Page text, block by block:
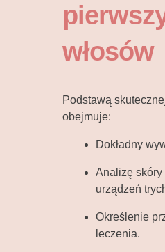
włosów
Podstawą
obejmuje:
Dokładny
Analizę skóry
urządzeń
Określenie
leczenia.